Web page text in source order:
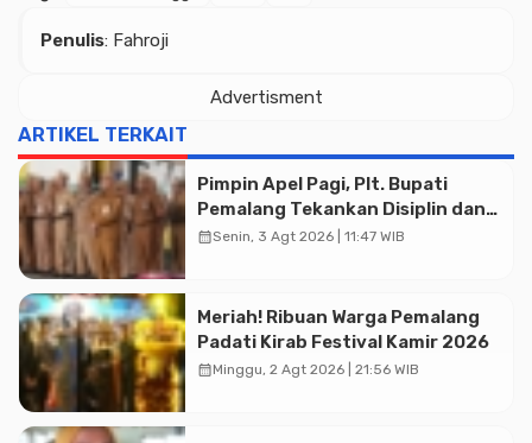
Penulis: Fahroji
Advertisment
ARTIKEL TERKAIT
Pimpin Apel Pagi, Plt. Bupati
Pemalang Tekankan Disiplin dan
Soliditas ASN untuk Pelayanan
calendar_monthSenin, 3 Agt 2026 | 11:47 WIB
Meriah! Ribuan Warga Pemalang
Padati Kirab Festival Kamir 2026
calendar_monthMinggu, 2 Agt 2026 | 21:56 WIB